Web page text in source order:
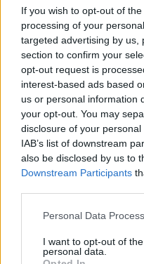
If you wish to opt-out of
processing of your
targeted advertising by us,
section to confirm your
opt-out request is
interest-based ads based
us or personal information
your opt-out. You may
disclosure of your
IAB’s list of downstream
also be disclosed by us to
Downstream Participants
Personal Data
I want to opt-out of
personal data.
εδάφους, ευνοούν
οποία έχει ένα
φρουτώδες άρωμα.
Πέτρινα
Η κορωνέικη
απόσταγμα λαδιού
Λακωνία, όπου
έχει μια γλυκιά
μυρωδιά, ειδικά